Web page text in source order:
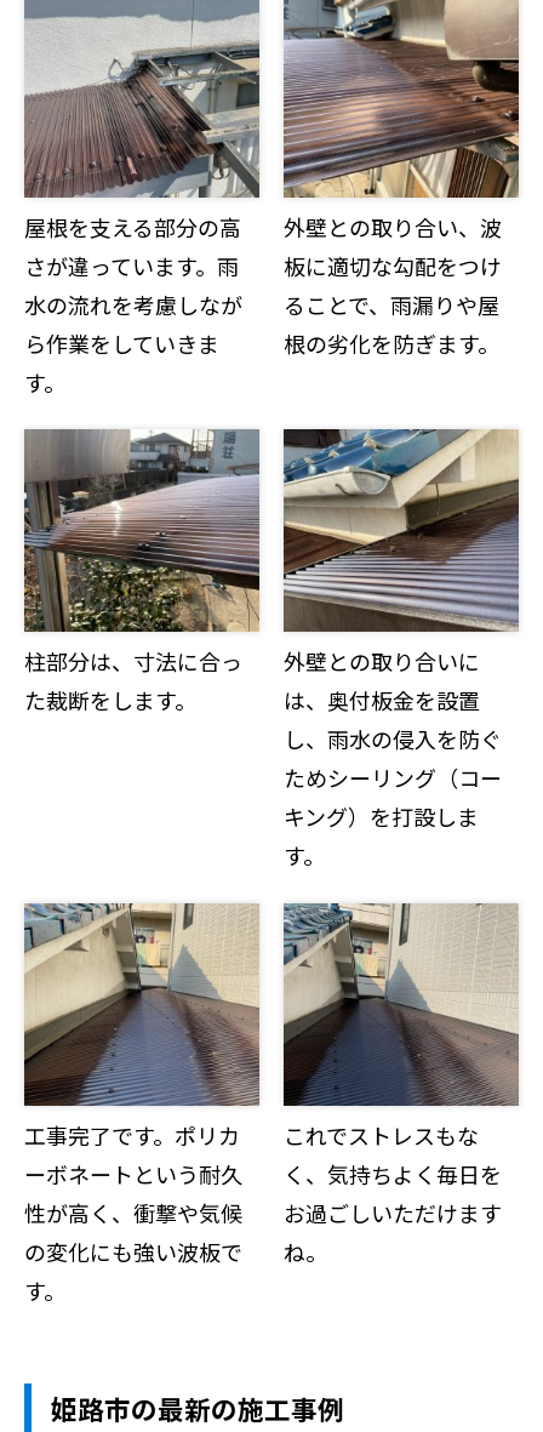
屋根を支える部分の高
さが違っています。雨
水の流れを考慮しなが
ら作業をしていきま
す。
外壁との取り合い、波
板に適切な勾配をつけ
ることで、雨漏りや屋
根の劣化を防ぎます。
柱部分は、寸法に合っ
た裁断をします。
外壁との取り合いに
は、奥付板金を設置
し、雨水の侵入を防ぐ
ためシーリング（コー
キング）を打設しま
す。
工事完了です。ポリカ
ーボネートという耐久
性が高く、衝撃や気候
の変化にも強い波板で
す。
これでストレスもな
く、気持ちよく毎日を
お過ごしいただけます
ね。
姫路市の最新の施工事例